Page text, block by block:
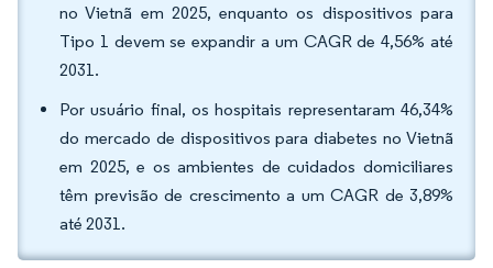
no Vietnã em 2025, enquanto os dispositivos para
Tipo 1 devem se expandir a um CAGR de 4,56% até
2031.
Por usuário final, os hospitais representaram 46,34%
do mercado de dispositivos para diabetes no Vietnã
em 2025, e os ambientes de cuidados domiciliares
têm previsão de crescimento a um CAGR de 3,89%
até 2031.